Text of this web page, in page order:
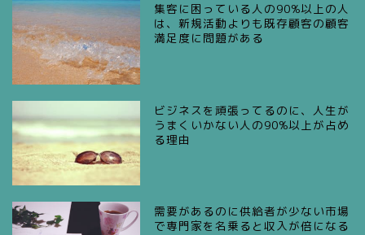
集客に困っている人の90%以上の人
は、新規活動よりも既存顧客の顧客
満足度に問題がある
ビジネスを頑張ってるのに、人生が
うまくいかない人の90%以上が占め
る理由
需要があるのに供給者が少ない市場
で専門家を名乗ると収入が倍になる